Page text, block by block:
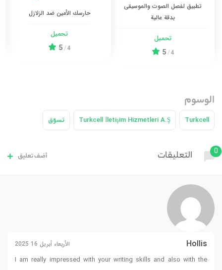
تطبيق لفصل الصوت والموسيقى
بدقة عالية
تحميل
4
/
5
حارسك الأمين ضد الزلازل
تحميل
4
/
5
الوسوم
Turkcell
Turkcell İletişim Hizmetleri A.Ş تسوّق
0 التعليقات أضف تعليق
Hollis الأربعاء أبريل 16 2025
I am really impressed with your writing skills and also with the